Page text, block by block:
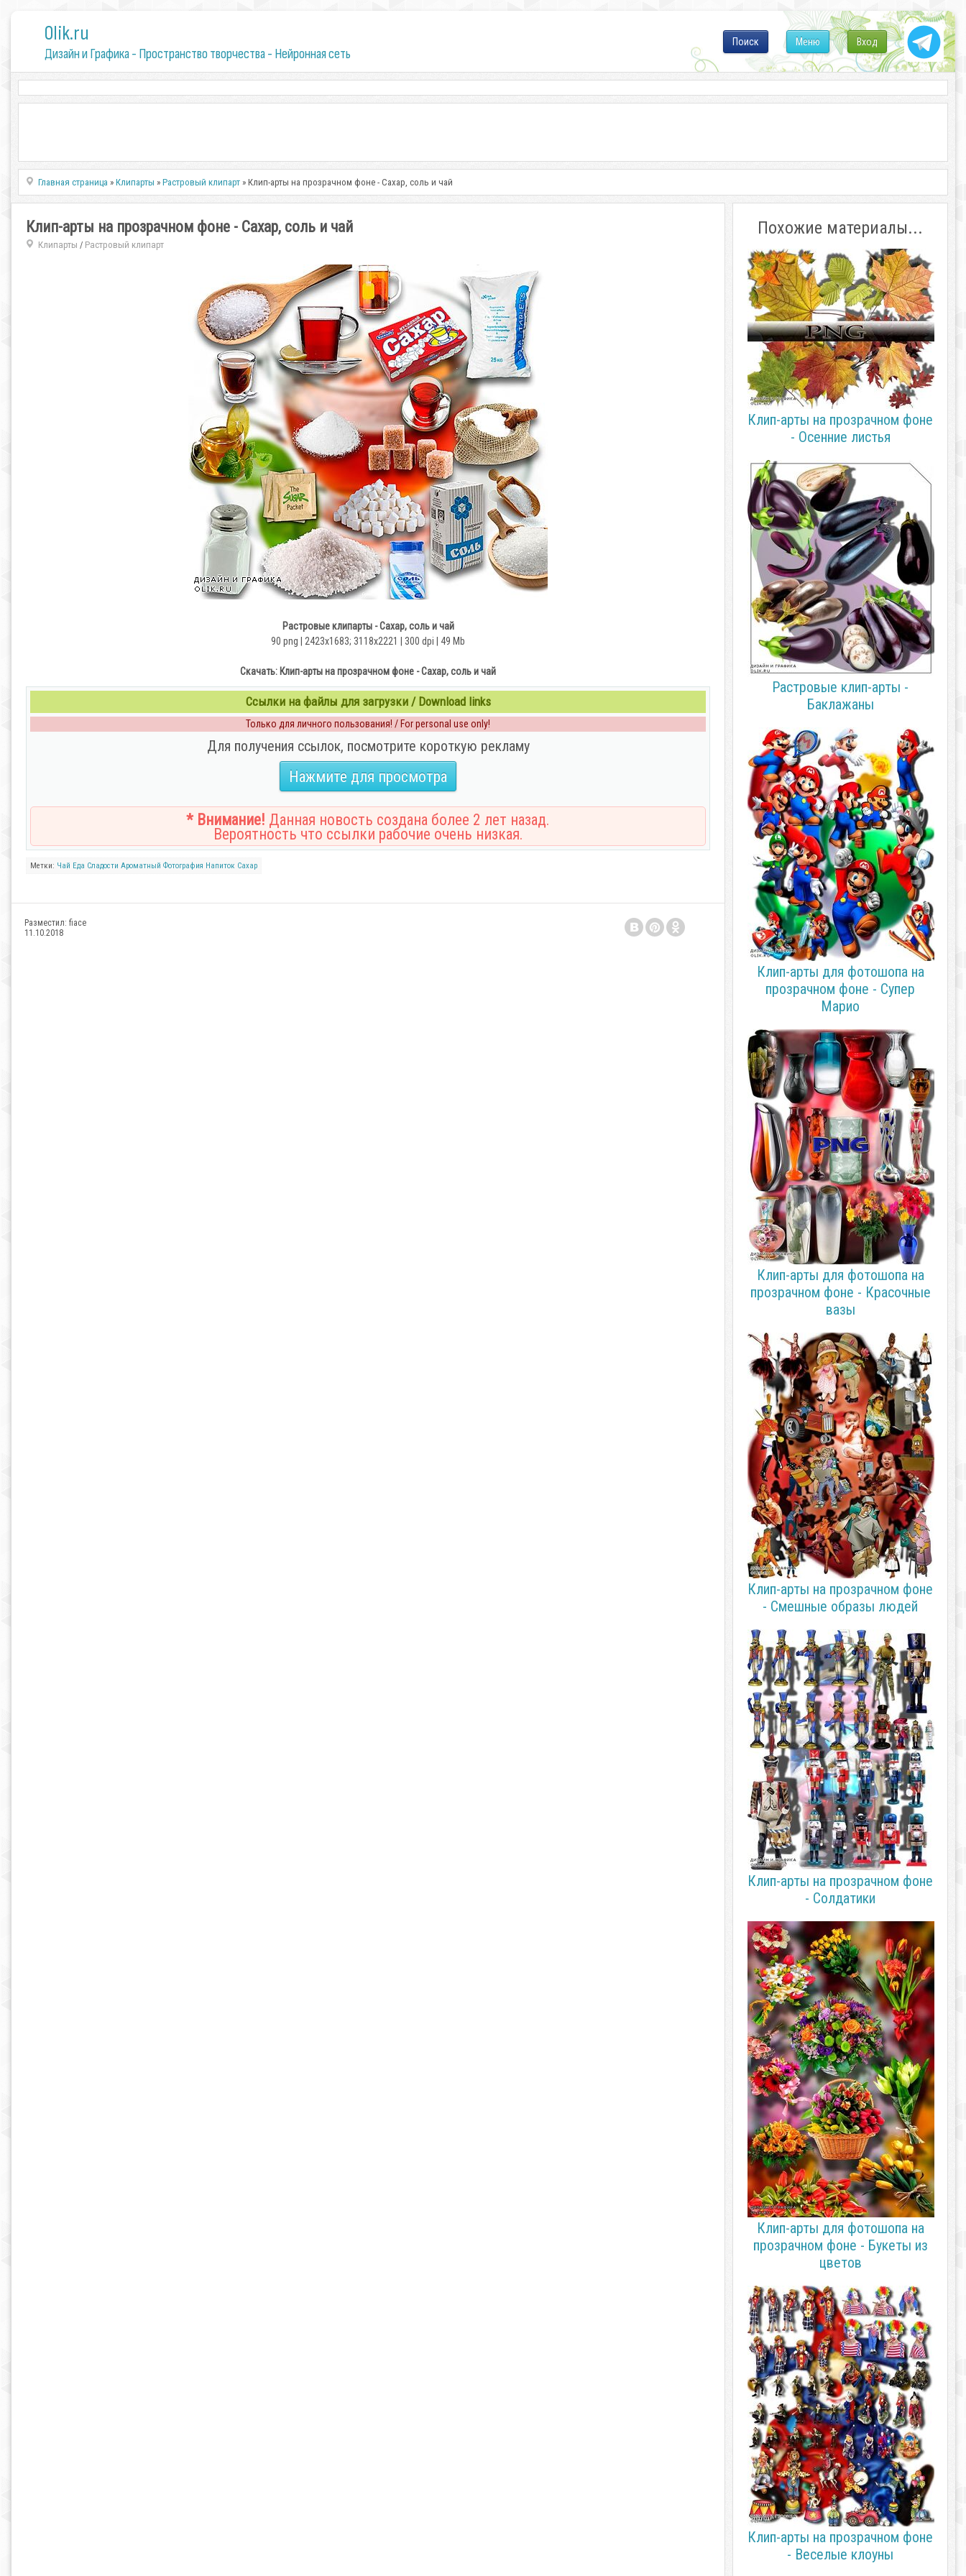
0lik.ru
Дизайн и Графика - Пространство творчества - Нейронная сеть
Вход
Меню
Поиск
Главная страница »Клипарты »Растровый клипарт » Клип-арты на прозрачном фоне - Сахар, соль и чай
Клип-арты на прозрачном фоне - Сахар, соль и чай
Клипарты / Растровый клипарт
Растровые клипарты - Сахар, соль и чай
90 png | 2423x1683; 3118х2221 | 300 dpi | 49 Mb
Скачать: Клип-арты на прозрачном фоне - Сахар, соль и чай
Ссылки на файлы для загрузки / Download links
Только для личного пользования! / For personal use only!
Для получения ссылок, посмотрите короткую рекламу
Нажмите для просмотра
* Внимание! Данная новость создана более 2 лет назад.
Вероятность что ссылки рабочие очень низкая.
Метки: Чай Еда Сладости Ароматный Фотография Напиток Сахар
Разместил: fiace
11.10.2018
Похожие материалы...
Клип-арты на прозрачном фоне
- Осенние листья
Растровые клип-арты -
Баклажаны
Клип-арты для фотошопа на
прозрачном фоне - Супер
Марио
Клип-арты для фотошопа на
прозрачном фоне - Красочные
вазы
Клип-арты на прозрачном фоне
- Смешные образы людей
Клип-арты на прозрачном фоне
- Солдатики
Клип-арты для фотошопа на
прозрачном фоне - Букеты из
цветов
Клип-арты на прозрачном фоне
- Веселые клоуны